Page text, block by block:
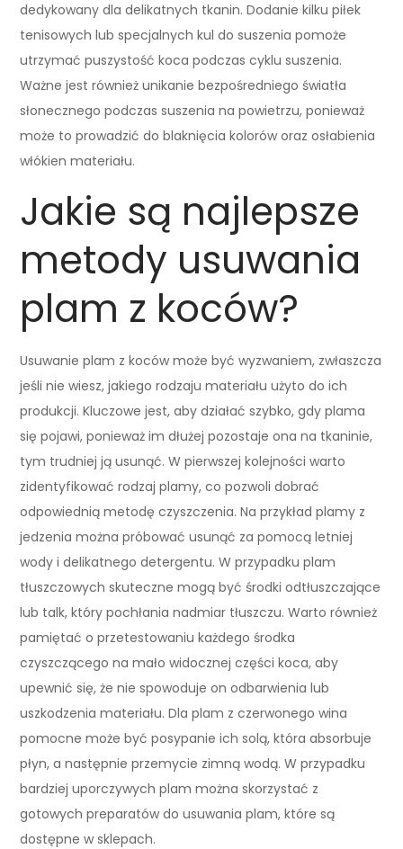
dedykowany dla delikatnych tkanin. Dodanie kilku piłek
tenisowych lub specjalnych kul do suszenia pomoże
utrzymać puszystość koca podczas cyklu suszenia.
Ważne jest również unikanie bezpośredniego światła
słonecznego podczas suszenia na powietrzu, ponieważ
może to prowadzić do blaknięcia kolorów oraz osłabienia
włókien materiału.
Jakie są najlepsze
metody usuwania
plam z koców?
Usuwanie plam z koców może być wyzwaniem, zwłaszcza
jeśli nie wiesz, jakiego rodzaju materiału użyto do ich
produkcji. Kluczowe jest, aby działać szybko, gdy plama
się pojawi, ponieważ im dłużej pozostaje ona na tkaninie,
tym trudniej ją usunąć. W pierwszej kolejności warto
zidentyfikować rodzaj plamy, co pozwoli dobrać
odpowiednią metodę czyszczenia. Na przykład plamy z
jedzenia można próbować usunąć za pomocą letniej
wody i delikatnego detergentu. W przypadku plam
tłuszczowych skuteczne mogą być środki odtłuszczające
lub talk, który pochłania nadmiar tłuszczu. Warto również
pamiętać o przetestowaniu każdego środka
czyszczącego na mało widocznej części koca, aby
upewnić się, że nie spowoduje on odbarwienia lub
uszkodzenia materiału. Dla plam z czerwonego wina
pomocne może być posypanie ich solą, która absorbuje
płyn, a następnie przemycie zimną wodą. W przypadku
bardziej uporczywych plam można skorzystać z
gotowych preparatów do usuwania plam, które są
dostępne w sklepach.